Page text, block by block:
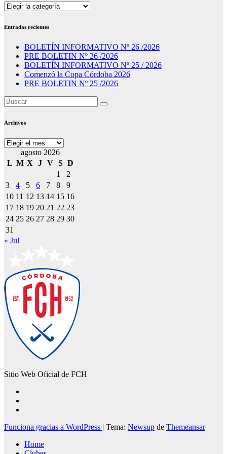
Secciones
Entradas recientes
BOLETÍN INFORMATIVO Nº 26 /2026
PRE BOLETIN Nº 26 /2026
BOLETÍN INFORMATIVO Nº 25 / 2026
Comenzó la Copa Córdoba 2026
PRE BOLETIN Nº 25 /2026
Archivos
Archivos
agosto 2026
L M X J V S D
1
2
3
4 5 6 7 8
9
10 11 12 13 14 15 16
17 18 19 20 21 22 23
24 25 26 27 28 29 30
31
« Jul
Sitio Web Oficial de FCH
Funciona gracias a WordPress | Tema: Newsup de Themeansar
Home